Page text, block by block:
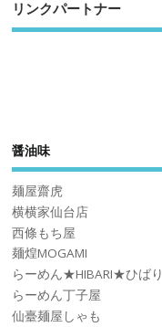
リンクパートナー
醤油味
麺屋齋虎
横横家仙台店
西條もち屋
麺煌MOGAMI
らーめん★HIBARI★ひばり
らーめん丁子屋
仙臺麺屋しゃも